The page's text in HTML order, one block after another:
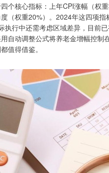
个核心指标：上年CPI涨幅（权
度（权重20%）。2024年这四项
执行中还需考虑区域差异，目前
自动调整公式将养老金增幅控制
值得借鉴。